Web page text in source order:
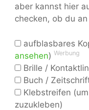
aber kannst hier
checken, ob du
aufblasbares
ansehen) Werbung
Brille /
Buch /
Klebstreifen
zuzukleben)